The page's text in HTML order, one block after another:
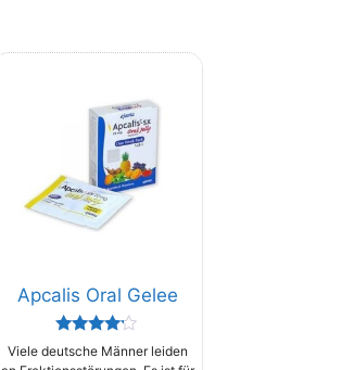
Apcalis Oral Gelee
Rated
4.00
Viele deutsche Männer leiden